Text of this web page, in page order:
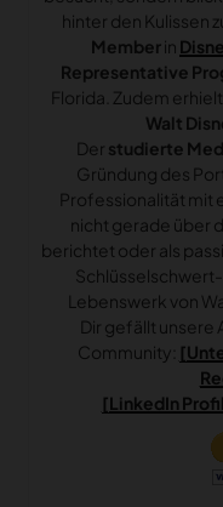
hinter den Kulissen
Memberin
Representative
Florida. Zudem
Walt
Der studierte
Gründung des
Professionalität mit
nicht gerade über
berichtet oder als
Lebenswerk von
Dir gefällt unsere
Community:
[LinkedIn